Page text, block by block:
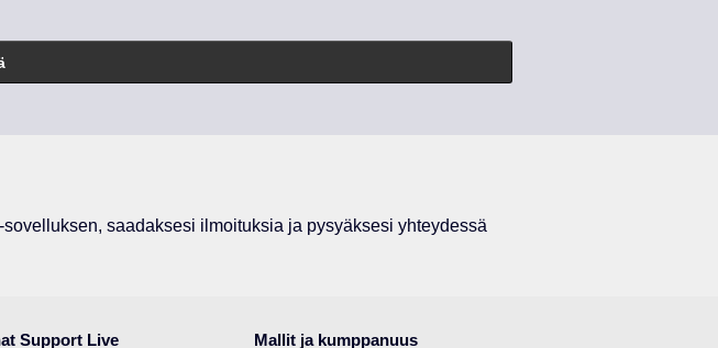
saadaksesi ilmoituksia ja pysyäksesi yhteydessä
Support Live Mallit ja kumppanuus